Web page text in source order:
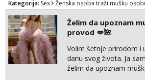
Kategorija: Sex Ženska osoba traži mušku
Želim da upoznam
provod 💋🌺
Volim šetnje prirodom i
danu svog života. Ja
želim da upoznam